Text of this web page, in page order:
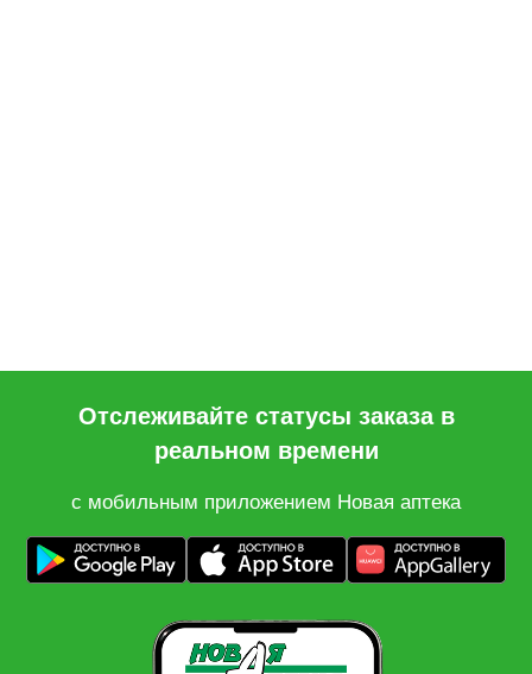
Отслеживайте статусы заказа в
реальном времени
с мобильным приложением Новая аптека